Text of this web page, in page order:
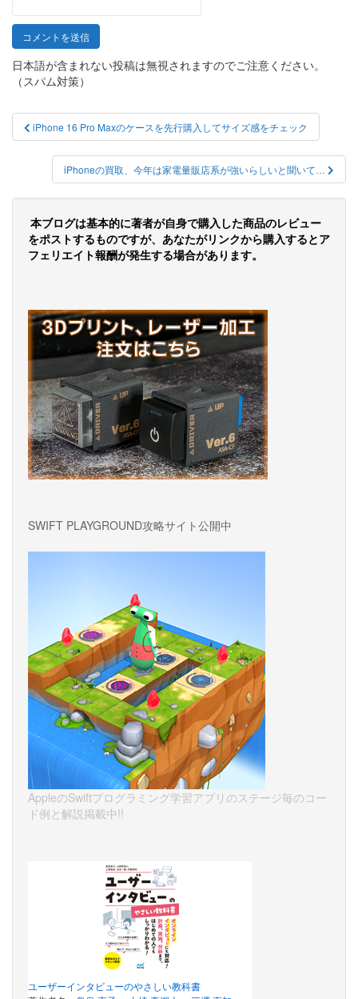
日本語が含まれない投稿は無視されますのでご注意ください。
（スパム対策）
投
稿
ビ
ゲ
ー
ョ
ン
iPhone 16 Pro Maxのケースを先行購入してサイズ感をチェック
iPhoneの買取、今年は家電量販店系が強いらしいと聞いて…
本ブログは基本的に著者が自身で購入した商品のレビュー
をポストするものですが、あなたがリンクから購入するとア
フェリエイト報酬が発生する場合があります。
SWIFT PLAYGROUND攻略サイト公開中
AppleのSwiftプログラミング学習アプリのステージ毎のコー
ド例と解説掲載中!!